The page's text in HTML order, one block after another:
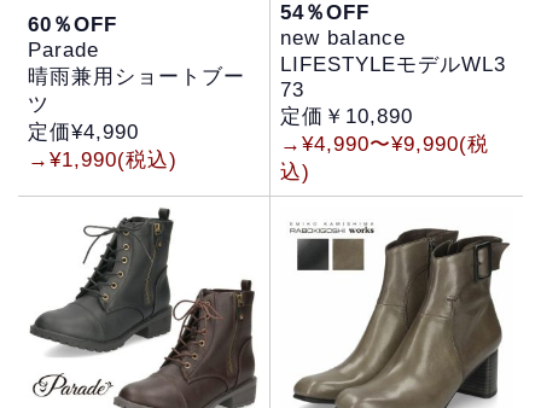
60％OFF
Parade
晴雨兼用ショートブー
ツ
定価¥4,990
→¥1,990(税込)
54％OFF
new balance
LIFESTYLEモデルWL3
73
定価￥10,890
→¥4,990〜¥9,990(税
込)